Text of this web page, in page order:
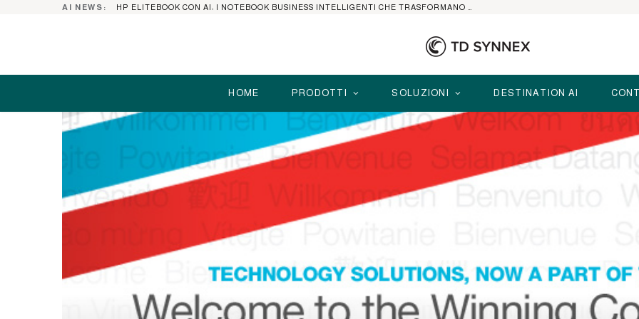
AI NEWS:
HOME PRODOTTI SOLUZIONI DESTINATION AI